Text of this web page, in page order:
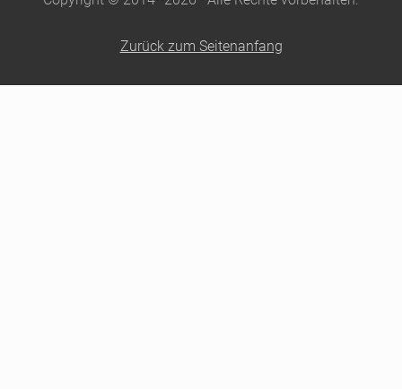
Zurück zum Seitenanfang